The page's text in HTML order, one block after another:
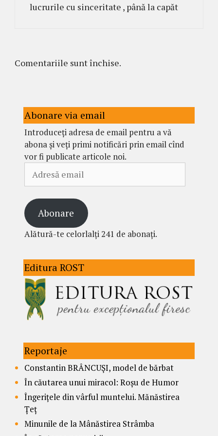
lucrurile cu sinceritate , până la capăt
Comentariile sunt închise.
Abonare via email
Introduceți adresa de email pentru a vă
abona și veți primi notificări prin email cînd
vor fi publicate articole noi.
email
Abonare
Alătură-te celorlalți 241 de abonați.
Editura ROST
Reportaje
Constantin BRÂNCUȘI, model de bărbat
În căutarea unui miracol: Roșu de Humor
Îngerițele din vârful muntelui. Mănăstirea
Țeț
Minunile de la Mânăstirea Strâmba